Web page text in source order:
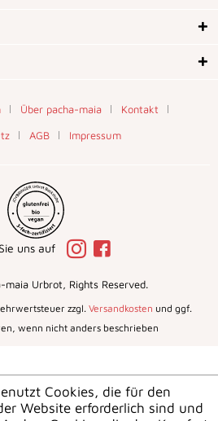
zzgl. Versandkosten und ggf.
wenn nicht anders beschrieben
Über pacha-maia
Kontakt
AGB Impressum
maia Urbrot, Rights Reserved.
uns auf
Cookies, die für den
Website erforderlich sind und